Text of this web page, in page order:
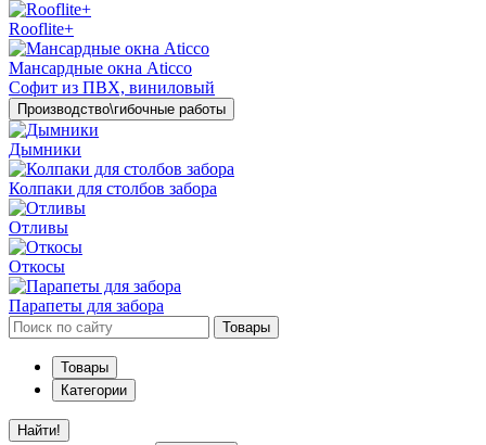
Rooflite+
Мансардные окна Aticco
Софит из ПВХ, виниловый
Производство\гибочные работы
Дымники
Колпаки для столбов забора
Отливы
Откосы
Парапеты для забора
Товары
Товары
Категории
Найти!